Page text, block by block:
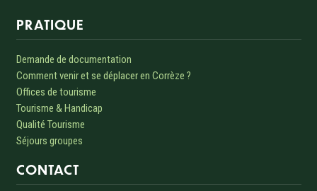
PRATIQUE
Demande de documentation
Comment venir et se déplacer en Corrèze ?
Offices de tourisme
Tourisme & Handicap
Qualité Tourisme
Séjours groupes
CONTACT